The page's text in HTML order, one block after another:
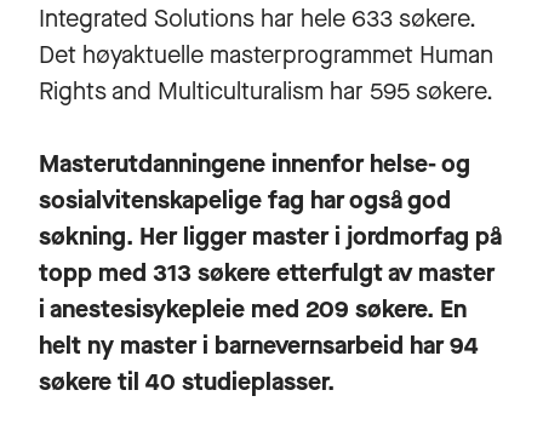
Integrated Solutions har hele 633 søkere.
Det høyaktuelle masterprogrammet Human
Rights and Multiculturalism har 595 søkere.
Masterutdanningene innenfor helse- og
sosialvitenskapelige fag har også god
søkning. Her ligger master i jordmorfag på
topp med 313 søkere etterfulgt av master
i anestesisykepleie med 209 søkere. En
helt ny master i barnevernsarbeid har 94
søkere til 40 studieplasser.